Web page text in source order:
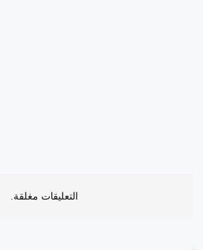
التعليقات مغلقة.